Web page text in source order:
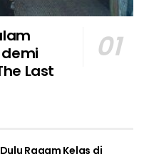
Last
Ragam Kelas di